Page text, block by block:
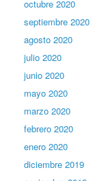
octubre 2020
septiembre 2020
agosto 2020
julio 2020
junio 2020
mayo 2020
marzo 2020
febrero 2020
enero 2020
diciembre 2019